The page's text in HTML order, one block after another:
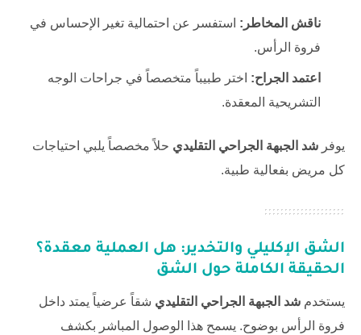
ناقش المخاطر: استفسر عن احتمالية تغير الإحساس في
فروة الرأس.
اعتمد الجراح: اختر طبيباً متخصصاً في جراحات الوجه
التشريحية المعقدة.
يوفر شد الجبهة الجراحي التقليدي حلاً مخصصاً يلبي احتياجات
كل مريض بفعالية طبية.
الشق الإكليلي والتخدير: هل العملية معقدة؟
الحقيقة الكاملة حول الشق
يستخدم شد الجبهة الجراحي التقليدي شقاً عرضياً يمتد داخل
فروة الرأس بوضوح. يسمح هذا الوصول المباشر بكشف